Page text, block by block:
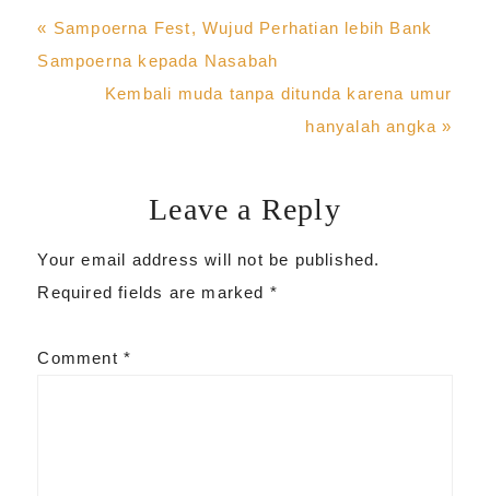
Previous
Post:
« Sampoerna Fest, Wujud Perhatian lebih Bank
Sampoerna kepada Nasabah
Next
Kembali muda tanpa ditunda karena umur
hanyalah angka »
Reader
Interactions
Leave a Reply
Your email address will not be published.
Required fields are marked *
Comment *